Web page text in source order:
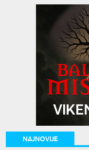
NAJNOVIJE